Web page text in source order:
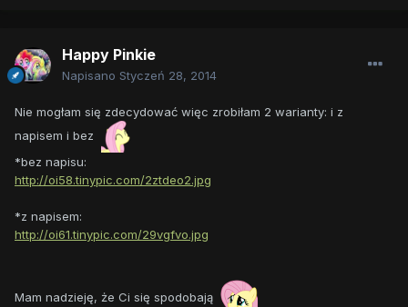
Happy Pinkie
Napisano Styczeń 28, 2014
Nie mogłam się zdecydować więc zrobiłam 2 warianty: i z
napisem i bez
*bez napisu:
http://oi58.tinypic.com/2ztdeo2.jpg
*z napisem:
http://oi61.tinypic.com/29vgfvo.jpg
Mam nadzieję, że Ci się spodobają